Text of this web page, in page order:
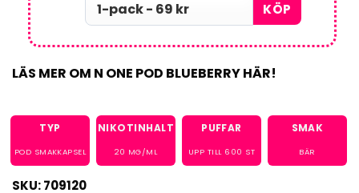
KÖP
LÄS MER OM N ONE POD BLUEBERRY HÄR!
TYP
POD SMAKKAPSEL
NIKOTINHALT
20 MG/ML
PUFFAR
UPP TILL 600 ST
SMAK
BÄR
SKU: 709120